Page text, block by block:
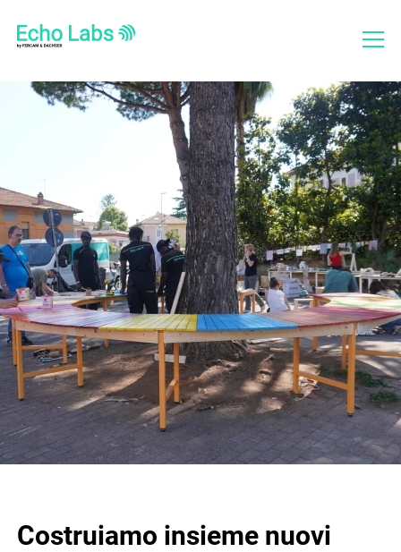
Chi siamo
Cosa facciamo
Progetti
Bilanci
Costruiamo insieme nuovi